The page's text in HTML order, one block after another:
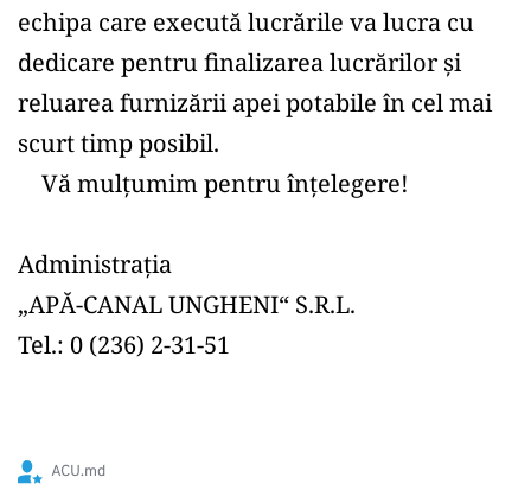
echipa care execută lucrările va lucra cu
dedicare pentru finalizarea lucrărilor şi
reluarea furnizării apei potabile în cel mai
scurt timp posibil.
    Vă mulțumim pentru înțelegere!
Administrația
„APĂ-CANAL UNGHENI“ S.R.L.
Tel.: 0 (236) 2-31-51
ACU.md